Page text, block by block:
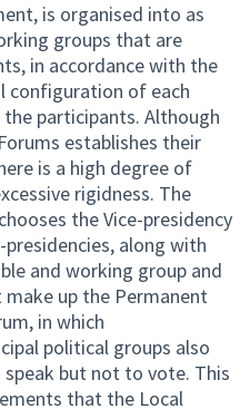
is organised into as
groups that are
in accordance with the
configuration of each
participants. Although
establishes their
is a high degree of
rigidness. The
the Vice-presidency
along with
and working group and
up the Permanent
in which
political groups also
but not to vote. This
that the Local